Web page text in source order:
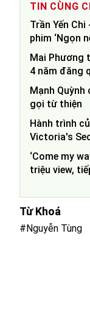
TIN CÙNG
Trần Yến
phim ‘Ngọn
Mai Phương
4 năm đăng
Mạnh
gọi từ thiện
Hành trình
Victoria's
‘Come my
triệu view,
Từ Khoá
#Nguyễn Tùng